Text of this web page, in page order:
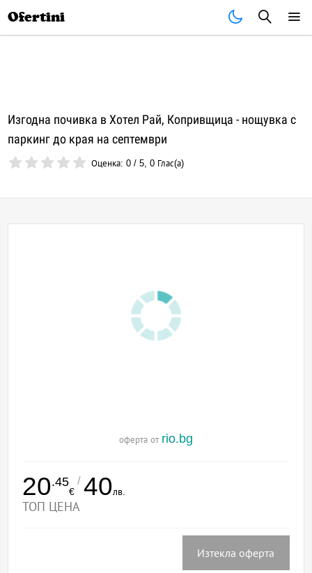
Ofertini
Изгодна почивка в Хотел Рай, Копривщица - нощувка с
паркинг до края на септември
Оценка:0 /5,0 Глас(а)
оферта от rio.bg
20.45
€
/ 40лв.
ТОП ЦЕНА
Изтекла оферта